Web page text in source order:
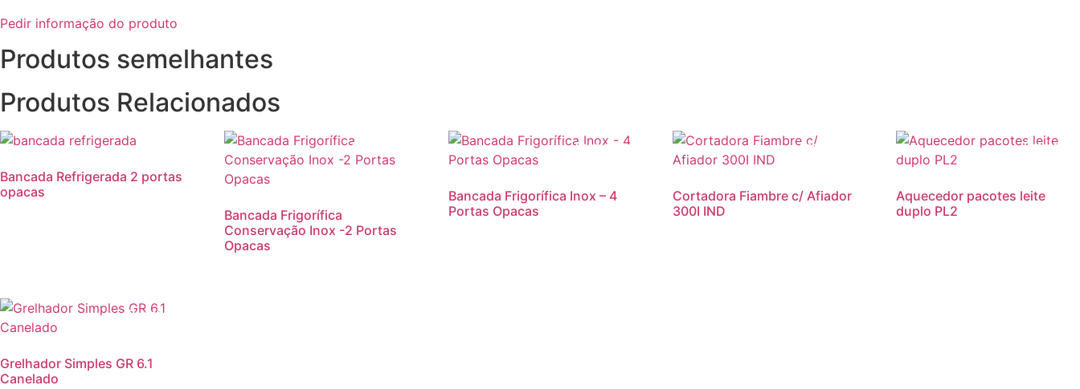
Pedir informação do produto
Produtos semelhantes
Produtos Relacionados
Bancada Refrigerada 2 portas
opacas
Promoção!
Bancada Frigorífica
Conservação Inox -2 Portas
Opacas
Promoção!
Bancada Frigorífica Inox – 4
Portas Opacas
Promoção!
Cortadora Fiambre c/ Afiador
300I IND
Aquecedor pacotes leite
duplo PL2
Promoção!
Grelhador Simples GR 6.1
Canelado